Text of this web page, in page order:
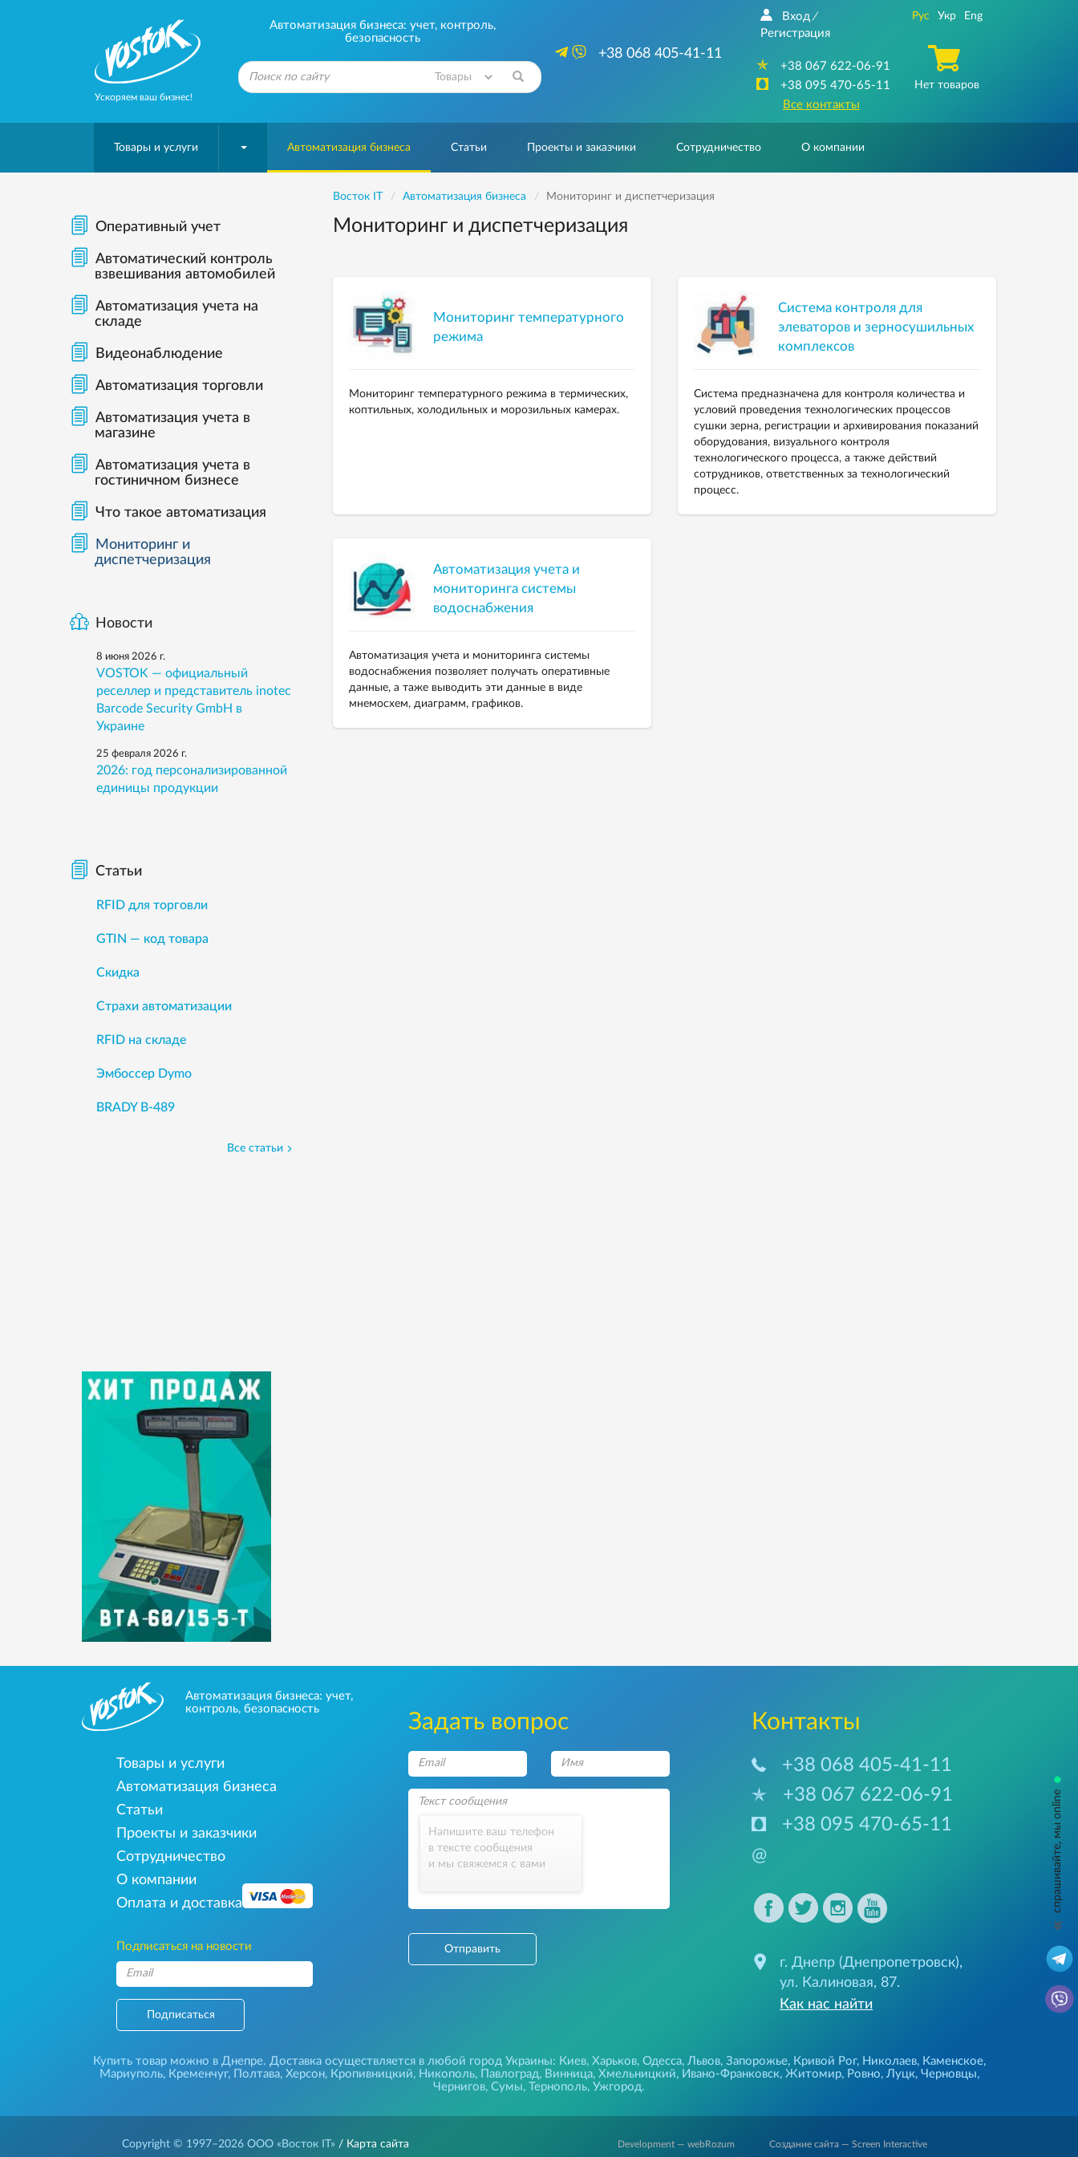
Ускоряем ваш бизнес!
Автоматизация бизнеса: учет, контроль,
безопасность
+38 068 405-41-11
Вход /
Регистрация
+38 067 622-06-91
+38 095 470-65-11
Все контакты
Рус Укр Eng
Нет товаров
Товары и услуги Автоматизация бизнеса Статьи Проекты и заказчики Сотрудничество О компании
Восток IT Автоматизация бизнеса Мониторинг и диспетчеризация
Мониторинг и диспетчеризация
Мониторинг температурного
режима
Мониторинг температурного режима в термических,
коптильных, холодильных и морозильных камерах.
Система контроля для
элеваторов и зерносушильных
комплексов
Система предназначена для контроля количества и
условий проведения технологических процессов
сушки зерна, регистрации и архивирования показаний
оборудования, визуального контроля
технологического процесса, а также действий
сотрудников, ответственных за технологический
процесс.
Автоматизация учета и
мониторинга системы
водоснабжения
Автоматизация учета и мониторинга системы
водоснабжения позволяет получать оперативные
данные, а таже выводить эти данные в виде
мнемосхем, диаграмм, графиков.
Оперативный учет
Автоматический контроль
взвешивания автомобилей
Автоматизация учета на
складе
Видеонаблюдение
Автоматизация торговли
Автоматизация учета в
магазине
Автоматизация учета в
гостиничном бизнесе
Что такое автоматизация
Мониторинг и
диспетчеризация
Новости
8 июня 2026 г.
VOSTOK — официальный
реселлер и представитель inotec
Barcode Security GmbH в
Украине
25 февраля 2026 г.
2026: год персонализированной
единицы продукции
Статьи
RFID для торговли
GTIN — код товара
Скидка
Страхи автоматизации
RFID на складе
Эмбоссер Dymo
BRADY B-489
Все статьи
Автоматизация бизнеса: учет,
контроль, безопасность
Товары и услуги
Автоматизация бизнеса
Статьи
Проекты и заказчики
Сотрудничество
О компании
Оплата и доставка
Подписаться на новости
Подписаться
Задать вопрос
Напишите ваш телефон
в тексте сообщения
и мы свяжемся с вами
Отправить
Контакты
+38 068 405-41-11
+38 067 622-06-91
+38 095 470-65-11
@
г. Днепр (Днепропетровск),
ул. Калиновая, 87.
Как нас найти
Купить товар можно в Днепре. Доставка осуществляется в любой город Украины: Киев, Харьков, Одесса, Львов, Запорожье, Кривой Рог, Николаев, Каменское,
Мариуполь, Кременчуг, Полтава, Херсон, Кропивницкий, Никополь, Павлоград, Винница, Хмельницкий, Ивано-Франковск, Житомир, Ровно, Луцк, Черновцы,
Чернигов, Сумы, Тернополь, Ужгород.
Copyright © 1997–2026 ООО «Восток IT» / Карта сайта Development — webRozum Создание сайта — Screen Interactive
спрашивайте, мы online
•